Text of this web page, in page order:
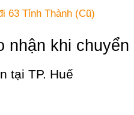
63 Tỉnh Thành (Cũ)
nhận khi
tại TP. Huế